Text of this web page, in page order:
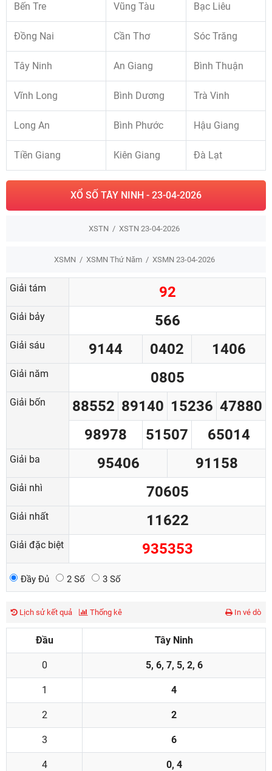
Bến Tre Vũng Tàu Bạc Liêu
Đồng Nai Cần Thơ Sóc Trăng
Tây Ninh An Giang Bình Thuận
Vĩnh Long Bình Dương Trà Vinh
Long An Bình Phước Hậu Giang
Tiền Giang Kiên Giang Đà Lạt
XỔ SỐ TÂY NINH - 23-04-2026
XSTN XSTN 23-04-2026
XSMN XSMN Thứ Năm XSMN 23-04-2026
Giải tám 92
Giải bảy 566
Giải sáu 9144 0402 1406
Giải năm 0805
Giải bốn 88552 89140 15236 47880
98978
51507 65014
Giải ba 95406 91158
Giải nhì 70605
Giải nhất 11622
Giải đặc biệt 935353
Đầy Đủ 2 Số 3 Số
Lịch sử kết quả Thống kê In vé dò
Đầu Tây Ninh
0 5, 6, 7, 5, 2, 6
1 4
2 2
3 6
4 0, 4